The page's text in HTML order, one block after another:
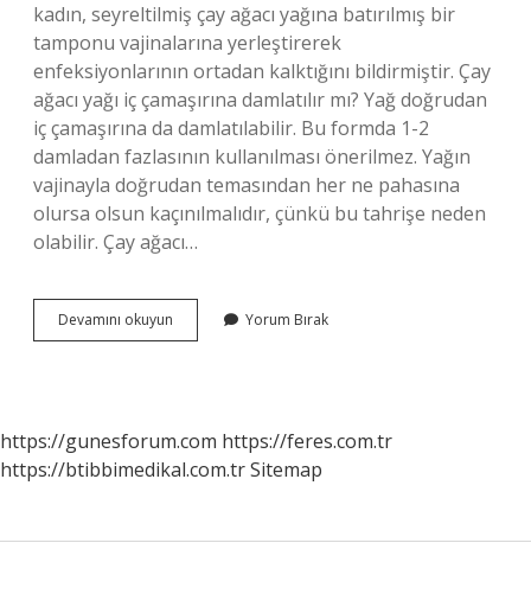
kadın, seyreltilmiş çay ağacı yağına batırılmış bir
tamponu vajinalarına yerleştirerek
enfeksiyonlarının ortadan kalktığını bildirmiştir. Çay
ağacı yağı iç çamaşırına damlatılır mı? Yağ doğrudan
iç çamaşırına da damlatılabilir. Bu formda 1-2
damladan fazlasının kullanılması önerilmez. Yağın
vajinayla doğrudan temasından her ne pahasına
olursa olsun kaçınılmalıdır, çünkü bu tahrişe neden
olabilir. Çay ağacı…
Devamını okuyun Vajinaya
Çay
Yorum Bırak
https://gunesforum.com https://feres.com.tr
https://btibbimedikal.com.trSitemap